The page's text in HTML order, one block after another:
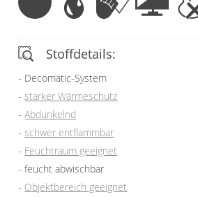
Stoffe
Stoffdetails:
Decomatic-System
starker Wärmeschutz
Abdunkelnd
schwer entflammbar
Feuchtraum geeignet
feucht abwischbar
Objektbereich geeignet